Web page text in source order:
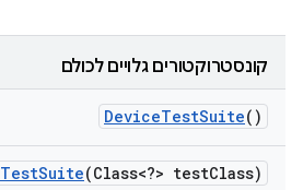
קונסטרוקטורים גלויים לכולם
DeviceTestSuite()
TestSuite(Class<?> testClass)